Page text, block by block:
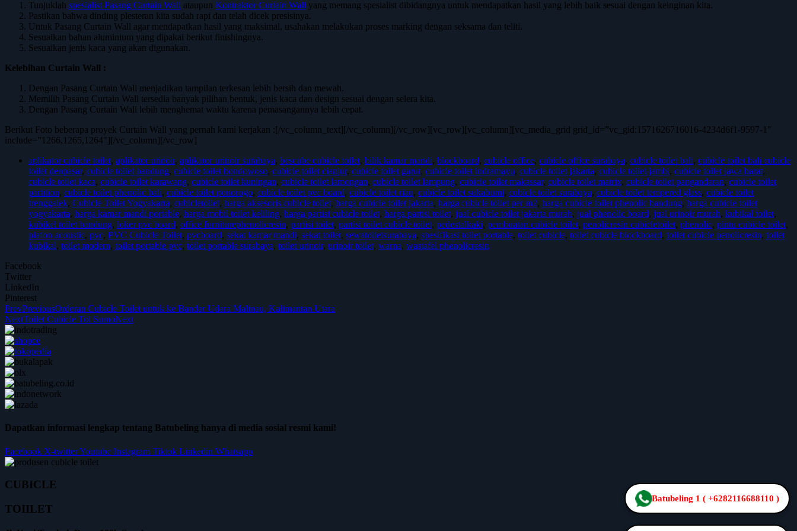
Tunjuklah spesialist Pasang Curtain Wall ataupun Kontraktor Curtain Wall yang memang spesialist dibidangnya untuk mendapatkan hasil yang lebih baik sesuai dengan keinginan kita.
Pastikan bahwa dinding plesteran kita sudah rapi dan telah dicek presisinya.
Untuk Pasang Curtain Wall agar mendapatkan hasil yang maksimal, usahakan melakukan proses marking dengan seksama dan teliti.
Sesuaikan bahan aluminium yang dipakai berikut finishingnya.
Sesuaikan jenis kaca yang akan digunakan.
Kelebihan Curtain Wall :
Dengan Pasang Curtain Wall menjadikan tampilan terkesan lebih bersih dan mewah.
Memilih Pasang Curtain Wall tersedia banyak pilihan bentuk, jenis kaca dan design sesuai dengan selera kita.
Dengan Pasang Curtain Wall lebih menghemat waktu karena pemasangannya lebih cepat.
Berikut Foto beberapa proyek Curtain Wall yang pernah kami kerjakan :[/vc_column_text][/vc_column][/vc_row][vc_row][vc_column][vc_media_grid grid_id=”vc_gid:1571626716016-4234d6f1-9597-1″
include=”1266,1265,1264″][/vc_column][/vc_row]
aplikator cubicle toilet, aplikator urinoir, aplikator urinoir surabaya, bescube cubicle toilet, bilik kamar mandi, blockboard, cubicle office, cubicle office surabaya, cubicle toilet bali, cubicle toilet bali cubicle
toilet denpasar, cubicle toilet bandung, cubicle toilet bondowoso, cubicle toilet cianjur, cubicle toilet garut, cubicle toilet indramayu, cubicle toilet jakarta, cubicle toilet jambi, cubicle toilet jawa barat,
cubicle toilet kaca, cubicle toilet karawang, cubicle toilet kuningan, cubicle toilet lamongan, cubicle toilet lampung, cubicle toilet makassar, cubicle toilet matrix, cubicle toilet pangandaran, cubicle toilet
partition, cubicle toilet phenolic bali, cubicle toilet ponorogo, cubicle toilet pvc board, cubicle toilet riau, cubicle toilet sukabumi, cubicle toilet surabaya, cubicle toilet tempered glass, cubicle toilet
trenggalek, Cubicle Toilet Yogyakarta, cubicletoilet, harga aksesoris cubicle toilet, harga cubicle toilet jakarta, harga cubicle toilet per m2, harga cubicle toilet phenolic bandung, harga cubicle toilet
yogyakarta, harga kamar mandi portable, harga mobil toilet keliling, harga partisi cubicle toilet, harga partisi toilet, jual cubicle toilet jakarta murah, jual phenolic board, jual urinoir murah, kubikal toilet,
kubikel toilet bandung, loker pvc board, office furniturephenolicresin, partisi toilet, partisi toilet cubicle toilet, pedestalkaki, pembuatan cubicle toilet, penolicresin cubicletoilet, phenolic, pintu cubicle toilet,
plafon acoustic, pvc, PVC Cubicle Toilet, pvcboard, sekat kamar mandi, sekat toilet, sewatoiletsurabaya, spesifikasi toilet portable, toilet cubicle, toilet cubicle blockboard, toilet cubicle penolicresin, toilet
kubikal, toilet modern, toilet portable pvc, toilet portable surabaya, toilet urinoir, urinoir toilet, warna, wastafel phenolicresin
Facebook
Twitter
LinkedIn
Pinterest
PrevPreviousOrderan Cubicle Toilet untuk ke Bandar Udara Malinau, Kalimantan Utara
NextToilet Cubicle Tol SumoNext
Dapatkan informasi lengkap tentang Batubeling hanya di media sosial resmi kami!
Facebook X-twitterYoutube Instagram Tiktok Linkedin Whatsapp
CUBICLE
TOIILET
Batubeling 1 ( +6282116688110 )